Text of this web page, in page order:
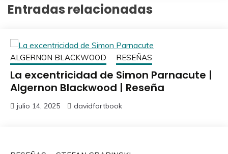
Entradas relacionadas
ALGERNON BLACKWOOD RESEÑAS
La excentricidad de Simon Parnacute |
Algernon Blackwood | Reseña
julio 14, 2025 davidfartbook